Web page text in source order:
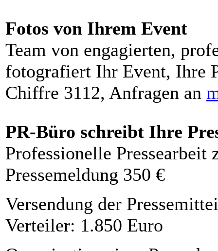
Fotos von Ihrem Event
Team von engagierten,
fotografiert Ihr Event, Ihre
Chiffre 3112, Anfragen an
PR-Büro schreibt Ihre
Professionelle Pressearbeit
Pressemeldung 350 €
Versendung der
Verteiler: 1.850 Euro